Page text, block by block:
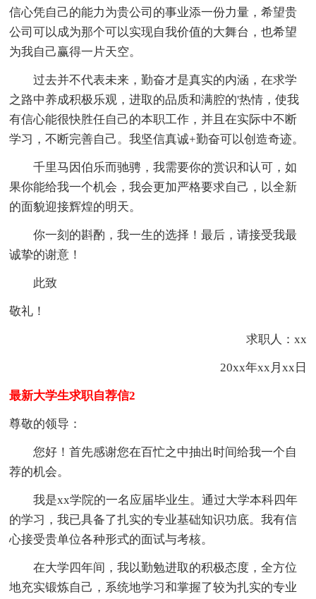
信心凭自己的能力为贵公司的事业添一份力量，希望贵
公司可以成为那个可以实现自我价值的大舞台，也希望
为我自己赢得一片天空。
过去并不代表未来，勤奋才是真实的内涵，在求学
之路中养成积极乐观，进取的品质和满腔的'热情，使我
有信心能很快胜任自己的本职工作，并且在实际中不断
学习，不断完善自己。我坚信真诚+勤奋可以创造奇迹。
千里马因伯乐而驰骋，我需要你的赏识和认可，如
果你能给我一个机会，我会更加严格要求自己，以全新
的面貌迎接辉煌的明天。
你一刻的斟酌，我一生的选择！最后，请接受我最
诚挚的谢意！
此致
敬礼！
求职人：xx
20xx年xx月xx日
最新大学生求职自荐信2
尊敬的领导：
您好！首先感谢您在百忙之中抽出时间给我一个自
荐的机会。
我是xx学院的一名应届毕业生。通过大学本科四年
的学习，我已具备了扎实的专业基础知识功底。我有信
心接受贵单位各种形式的面试与考核。
在大学四年间，我以勤勉进取的积极态度，全方位
地充实锻炼自己，系统地学习和掌握了较为扎实的专业